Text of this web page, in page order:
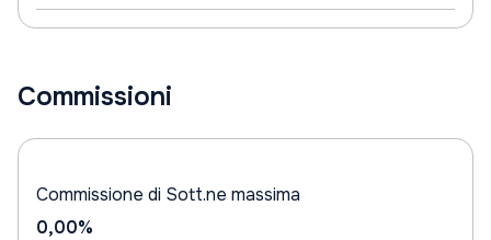
Commissioni
Commissione di Sott.ne massima
0,00%